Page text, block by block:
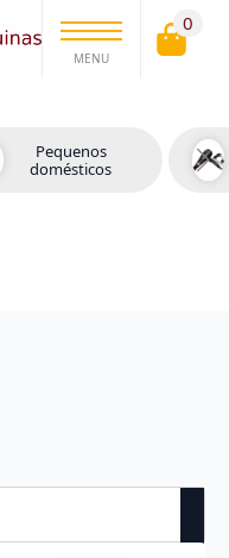
MENU
0
Pequenos
domésticos